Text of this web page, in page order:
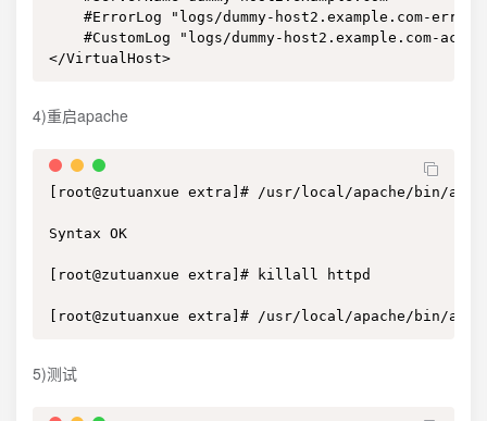
#ErrorLog "logs/dummy-host2.example.com-
#CustomLog "logs/dummy-host2.example.com-
</VirtualHost>
4)重启apache
[root@zutuanxue extra]# /usr/local/apache/bin/
Syntax OK
[root@zutuanxue extra]# killall httpd
[root@zutuanxue extra]# /usr/local/apache/bin/
5)测试